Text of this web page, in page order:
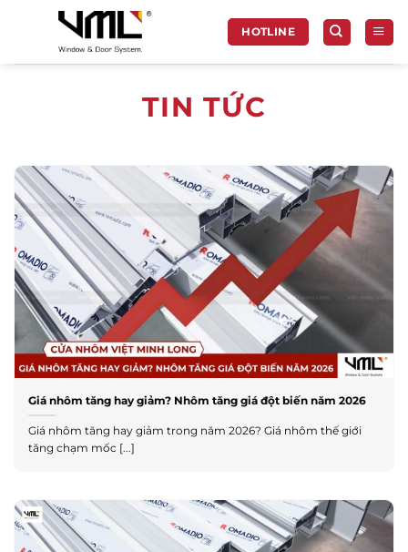
HOTLINE
TIN TỨC
Giá nhôm tăng hay giảm? Nhôm tăng giá đột biến năm 2026
Giá nhôm tăng hay giảm trong năm 2026? Giá nhôm thế giới
tăng chạm mốc [...]